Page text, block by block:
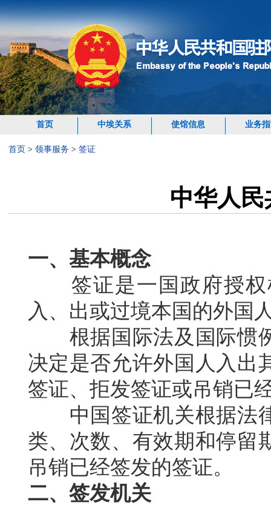
首页 中埃关系 使馆信息 业务
首页 > 领事服务 > 签证
中华人
一、基本概念
签证是一国政府授权
入、出或过境本国的外国
根据国际法及国际惯例
决定是否允许外国人入出
签证、拒发签证或吊销已
中国签证机关根据法律
类、次数、有效期和停留
吊销已经签发的签证。
二、签发机关